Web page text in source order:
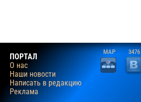
ПОРТАЛ
О нас
Наши новости
Написать в редакцию
Реклама
MAP 3476